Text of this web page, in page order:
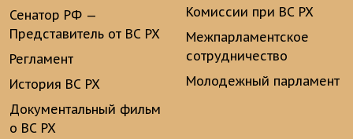
Сенатор РФ —
Представитель от ВС РХ
Регламент
История ВС РХ
Документальный фильм
о ВС РХ
Комиссии при ВС РХ
Межпарламентское
сотрудничество
Молодежный парламент